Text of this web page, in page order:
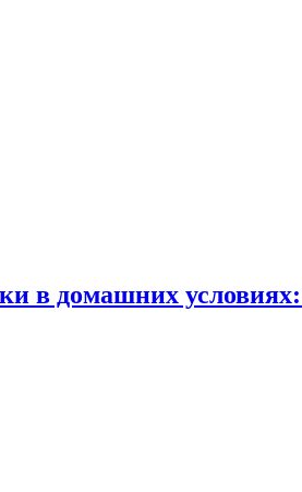
в домашних